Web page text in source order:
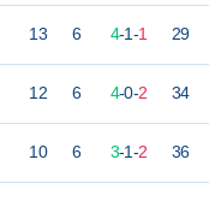
13 6 4-1-1 29
12 6 4-0-2 34
10 6 3-1-2 36